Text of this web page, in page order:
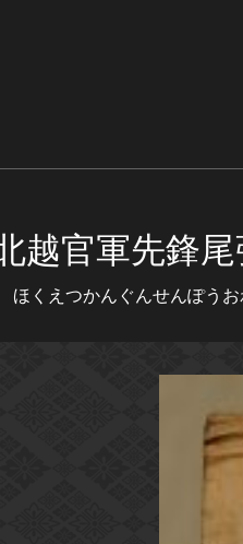
越官軍先鋒
ほくえつかんぐんせんぽう